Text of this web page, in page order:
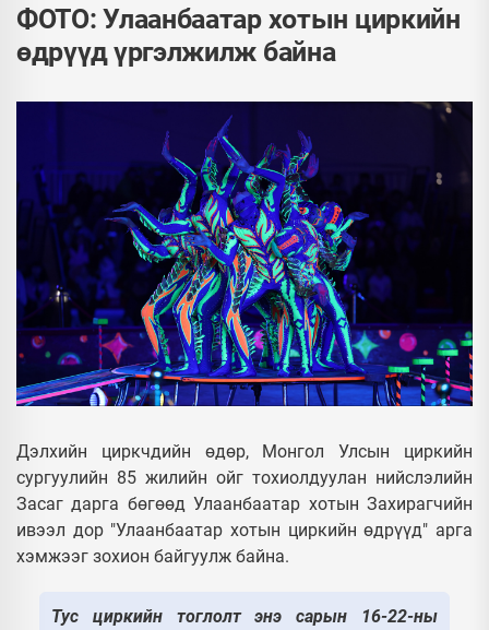
ФОТО: Улаанбаатар хотын циркийн
өдрүүд үргэлжилж байна
Дэлхийн циркчдийн өдөр, Монгол Улсын циркийн
сургуулийн 85 жилийн ойг тохиолдуулан нийслэлийн
Засаг дарга бөгөөд Улаанбаатар хотын Захирагчийн
ивээл дор "Улаанбаатар хотын циркийн өдрүүд" арга
хэмжээг зохион байгуулж байна.
Тус циркийн тоглолт энэ сарын 16-22-ны